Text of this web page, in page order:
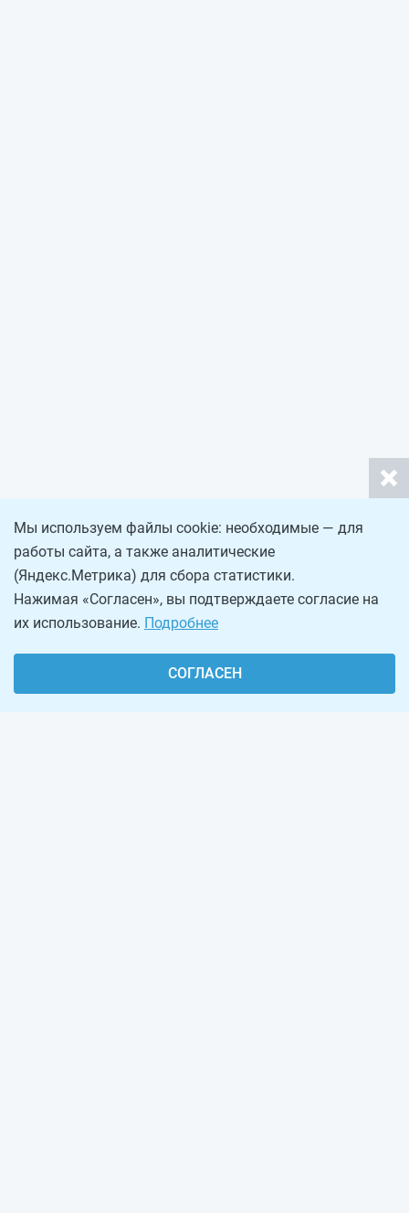
Мы используем файлы cookie: необходимые — для
работы сайта, а также аналитические
(Яндекс.Метрика) для сбора статистики.
Нажимая «Согласен», вы подтверждаете согласие на
их использование. Подробнее
СОГЛАСЕН